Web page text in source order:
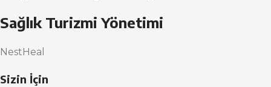
Sağlık Turizmi Yönetimi
NestHeal
Sizin İçin